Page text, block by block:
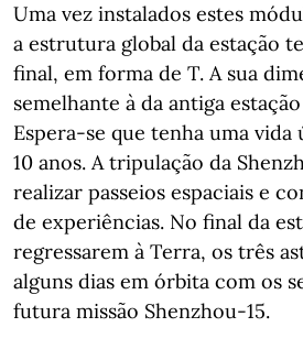
Uma vez instalados estes
a estrutura global da estação
final, em forma de T. A sua
semelhante à da antiga
Espera-se que tenha uma
10 anos. A tripulação da
realizar passeios espaciais e
de experiências. No final da
regressarem à Terra, os três
alguns dias em órbita com os
futura missão Shenzhou-15.